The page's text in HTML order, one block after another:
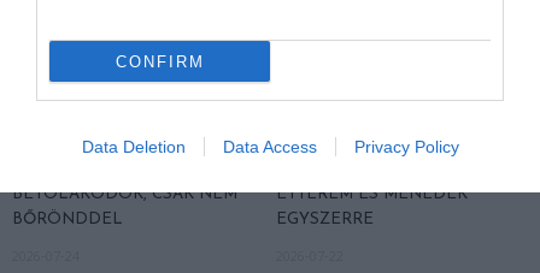
CONFIRM
Data Deletion Data Access Privacy Policy
A NÖVÉNYEK IS KÖLTÖZNEK
BETOLAKODÓK, CSAK NEM
BŐRÖNDDEL
EGY ÖREG TÖLGY NEM CSAK
ÉTTEREM ÉS MENEDÉK
EGYSZERRE